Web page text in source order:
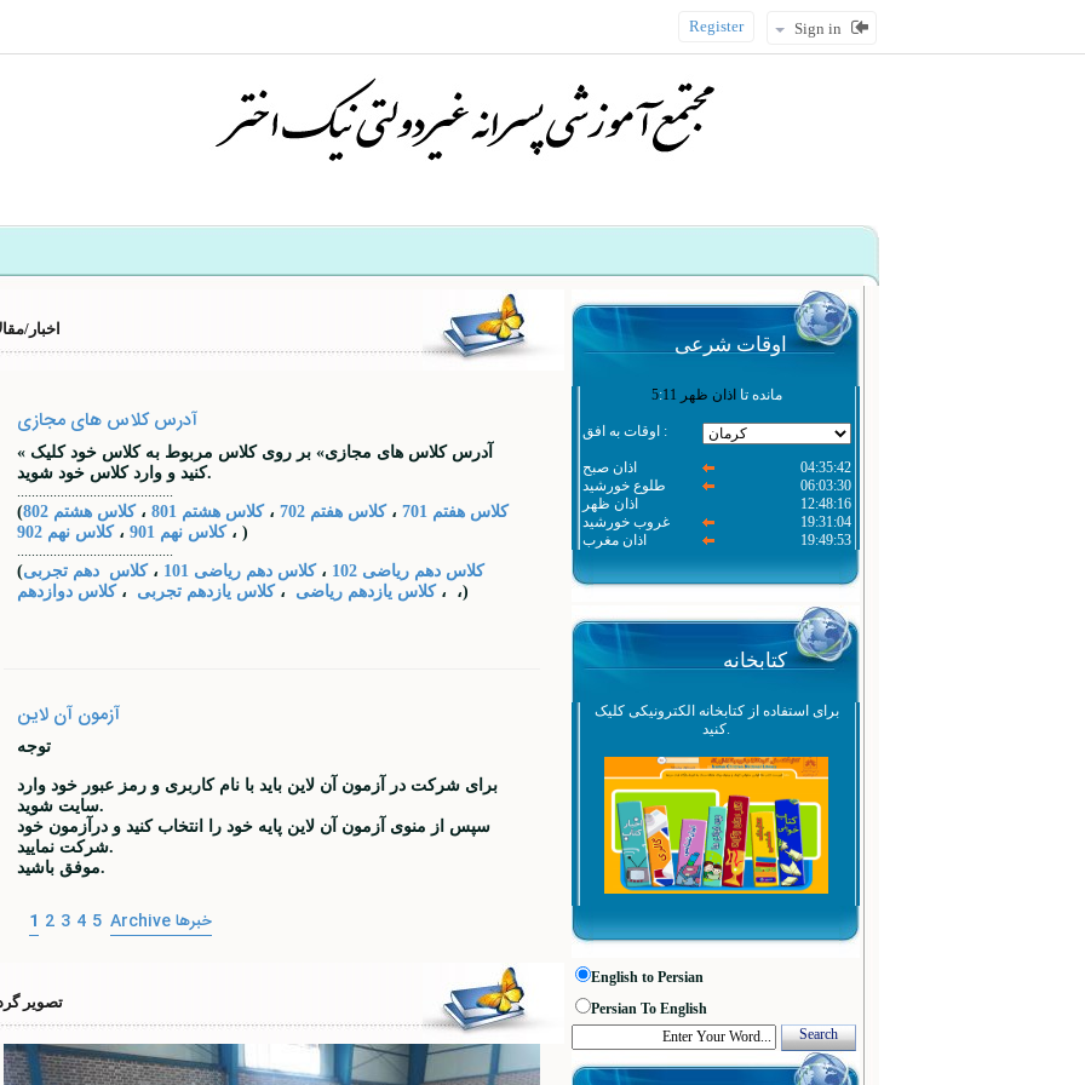
Sign in
Register
اوقات شرعی
5:11 مانده تا اذان ظهر
اوقات به افق :
اذان صبح
04:35:42
طلوع خورشید
06:03:30
اذان ظهر
12:48:16
غروب خورشید
19:31:04
اذان مغرب
19:49:53
کتابخانه
برای استفاده از کتابخانه الکترونیکی کلیک
کنید.
English to Persian
Persian To English
اخبار/
آدرس کلاس های مجازی
« آدرس کلاس های مجازی» بر روی کلاس مربوط به کلاس خود کلیک
کنید و وارد کلاس خود شوید.
...........................................
( کلاس هفتم 701 ،کلاس هفتم 702 ،کلاس هشتم 801 ،کلاس هشتم 802
،کلاس نهم 901 ، )
...........................................
( کلاس دهم ریاضی 102 ،کلاس دهم ریاضی 101 ،کلاس دهم تجربی
،کلاس یازدهم ریاضی ،کلاس یازدهم تجربی ،کلاس دوازدهم ،)
آزمون آن لاین
توجه
برای شرکت در آزمون آن لاین باید با نام کاربری و رمز عبور خود وارد
سایت شوید.
سپس از منوی آزمون آن لاین پایه خود را انتخاب کنید و درآزمون خود
شرکت نمایید.
موفق باشید.
1 2 3 4 5 Archive خبر‌ها
تصویر